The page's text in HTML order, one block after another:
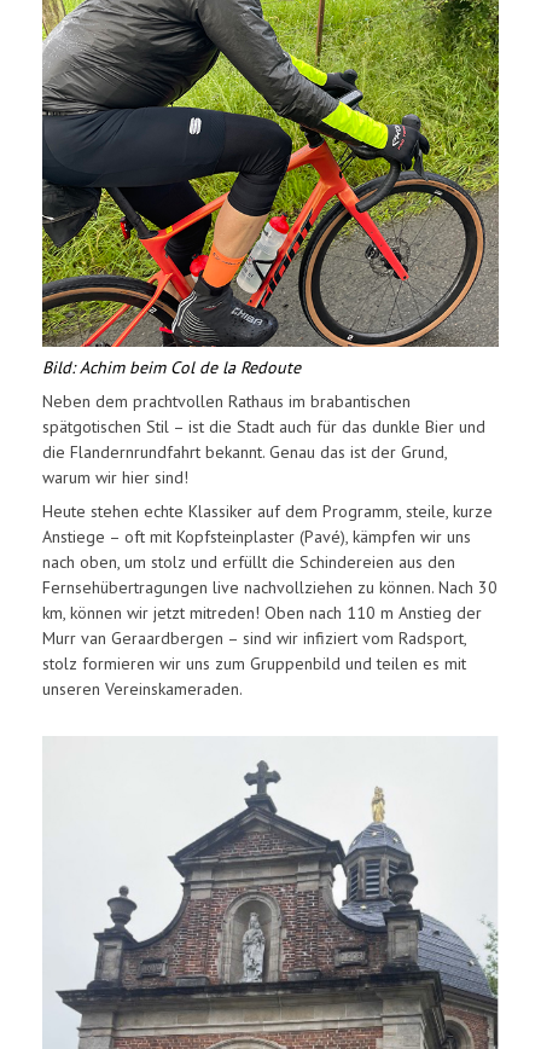
Bild: Achim beim Col de la Redoute
Neben dem prachtvollen Rathaus im brabantischen
spätgotischen Stil – ist die Stadt auch für das dunkle Bier und
die Flandernrundfahrt bekannt. Genau das ist der Grund,
warum wir hier sind!
Heute stehen echte Klassiker auf dem Programm, steile, kurze
Anstiege – oft mit Kopfsteinplaster (Pavé), kämpfen wir uns
nach oben, um stolz und erfüllt die Schindereien aus den
Fernsehübertragungen live nachvollziehen zu können. Nach 30
km, können wir jetzt mitreden! Oben nach 110 m Anstieg der
Murr van Geraardbergen – sind wir infiziert vom Radsport,
stolz formieren wir uns zum Gruppenbild und teilen es mit
unseren Vereinskameraden.